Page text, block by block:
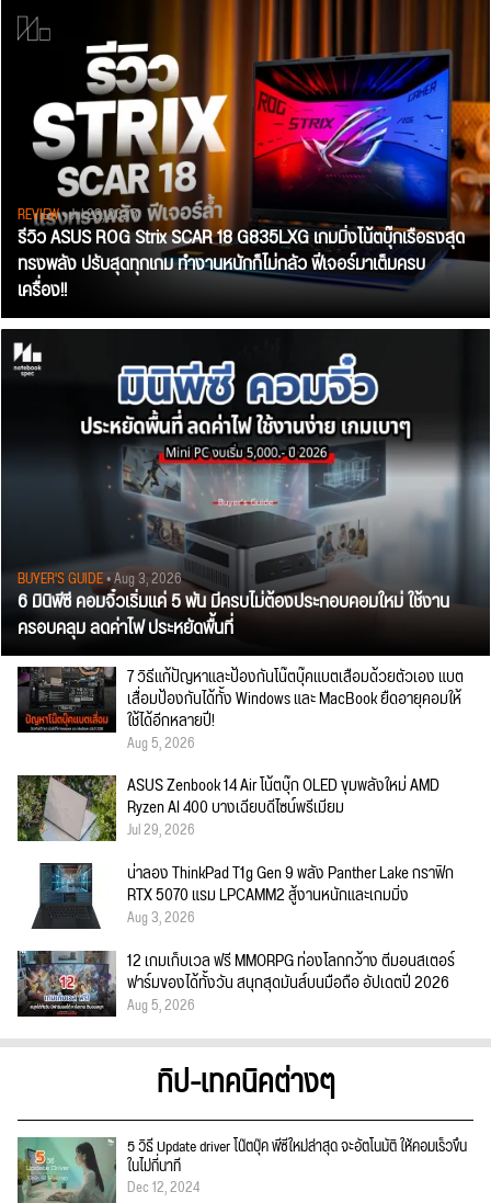
REVIEW• Jul 28, 2026
รีวิว ASUS ROG Strix SCAR 18 G835LXG เกมมิ่งโน้ตบุ๊กเรือธงสุด
ทรงพลัง ปรับสุดทุกเกม ทำงานหนักก็ไม่กลัว ฟีเจอร์มาเต็มครบ
เครื่อง!!
BUYER'S GUIDE• Aug 3, 2026
6 มินิพีซี คอมจิ๋วเริ่มแค่ 5 พัน มีครบไม่ต้องประกอบคอมใหม่ ใช้งาน
ครอบคลุม ลดค่าไฟ ประหยัดพื้นที่
7 วิธีแก้ปัญหาและป้องกันโน๊ตบุ๊คแบตเสื่อมด้วยตัวเอง แบต
เสื่อมป้องกันได้ทั้ง Windows และ MacBook ยืดอายุคอมให้
ใช้ได้อีกหลายปี!
Aug 5, 2026
ASUS Zenbook 14 Air โน้ตบุ๊ก OLED ขุมพลังใหม่ AMD
Ryzen AI 400 บางเฉียบดีไซน์พรีเมียม
Jul 29, 2026
น่าลอง ThinkPad T1g Gen 9 พลัง Panther Lake กราฟิก
RTX 5070 แรม LPCAMM2 สู้งานหนักและเกมมิ่ง
Aug 3, 2026
12 เกมเก็บเวล ฟรี MMORPG ท่องโลกกว้าง ตีมอนสเตอร์
ฟาร์มของได้ทั้งวัน สนุกสุดมันส์บนมือถือ อัปเดตปี 2026
Aug 5, 2026
ทิป-เทคนิคต่างๆ
5 วิธี Update driver โน๊ตบุ๊ค พีซีใหม่ล่าสุด จะอัตโนมัติ ให้คอมเร็วขึ้น
ในไม่กี่นาที
Dec 12, 2024